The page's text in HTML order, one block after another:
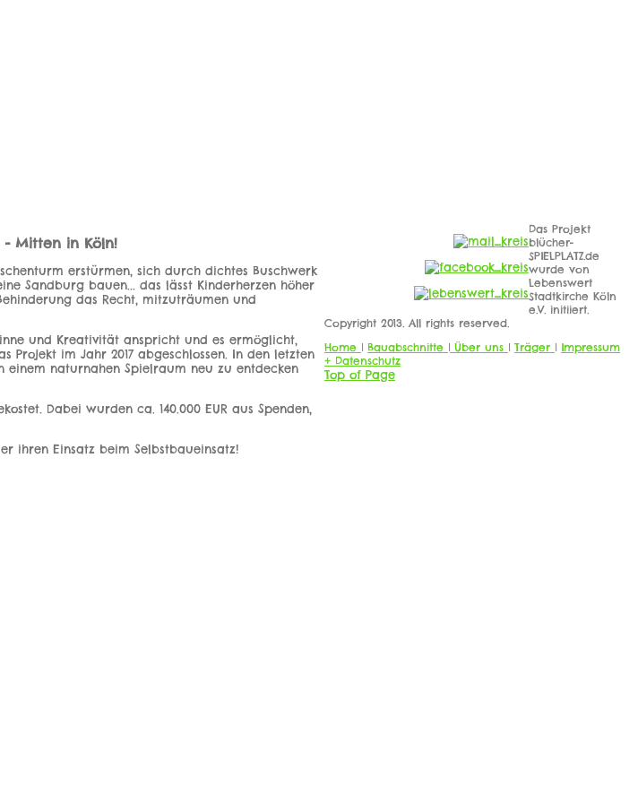
Mitten in Köln!
erstürmen, sich durch dichtes Buschwerk
Sandburg bauen... das lässt Kinderherzen höher
das Recht, mitzuträumen und
und Kreativität anspricht und es ermöglicht,
im Jahr 2017 abgeschlossen. In den letzten
einem naturnahen Spielraum neu zu entdecken
Dabei wurden ca. 140.000 EUR aus Spenden,
ihren Einsatz beim Selbstbaueinsatz!
Das Projekt
blücher-
SPIELPLATZ.de
wurde von
Lebenswert
Stadtkirche Köln
e.V. initiiert.
Copyright 2013. All rights reserved.
Home |Bauabschnitte | Über uns |Träger | Impressum
+ Datenschutz
Top of Page